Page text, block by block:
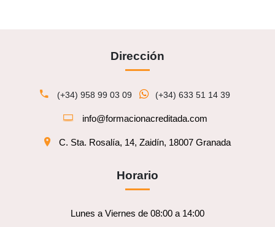
Dirección
(+34) 958 99 03 09 (+34) 633 51 14 39
info@formacionacreditada.com
C. Sta. Rosalía, 14, Zaidín, 18007 Granada
Horario
Lunes a Viernes de 08:00 a 14:00